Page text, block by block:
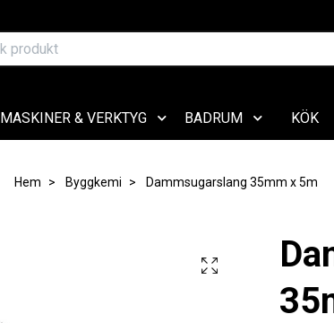
MASKINER & VERKTYG BADRUM KÖK
Hem Byggkemi Dammsugarslang 35mm x 5m